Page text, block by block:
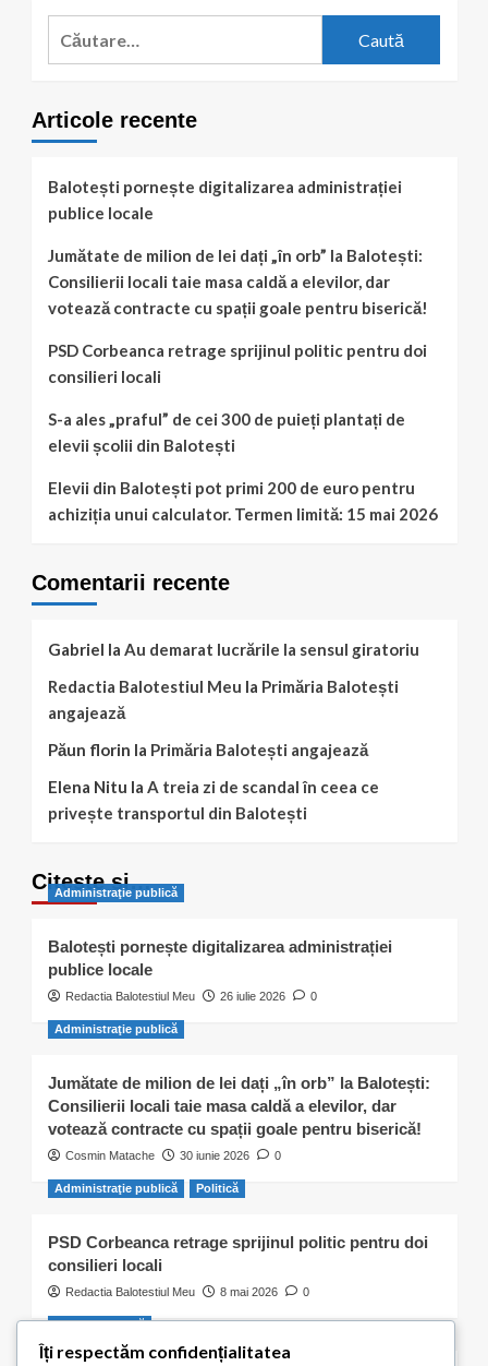
de
din
Balotești:
investiție
milion
care
leagă,
două
Caută
Articole recente
Balotești pornește digitalizarea administrației
publice locale
Jumătate de milion de lei dați „în orb” la Balotești:
Consilierii locali taie masa caldă a elevilor, dar
votează contracte cu spații goale pentru biserică!
PSD Corbeanca retrage sprijinul politic pentru doi
consilieri locali
S-a ales „praful” de cei 300 de puieți plantați de
elevii școlii din Balotești
Elevii din Balotești pot primi 200 de euro pentru
achiziția unui calculator. Termen limită: 15 mai 2026
Comentarii recente
Gabriel la Au demarat lucrările la sensul giratoriu
Redactia Balotestiul Meu la Primăria Balotești
angajează
Păun florin la Primăria Balotești angajează
Elena Nitu la A treia zi de scandal în ceea ce
privește transportul din Balotești
Citește și…
Administraţie publică
Balotești pornește digitalizarea administrației
publice locale
Redactia Balotestiul Meu 26 iulie 2026 0
Administraţie publică
Jumătate de milion de lei dați „în orb” la Balotești:
Consilierii locali taie masa caldă a elevilor, dar
votează contracte cu spații goale pentru biserică!
Cosmin Matache 30 iunie 2026 0
Administraţie publică Politică
PSD Corbeanca retrage sprijinul politic pentru doi
consilieri locali
Redactia Balotestiul Meu 8 mai 2026 0
Activitate civică
Îți respectăm confidențialitatea